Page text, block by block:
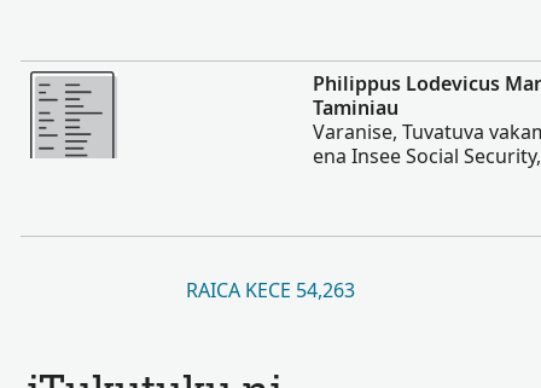
Vakalevu cake
Philippus Lodevicus
Taminiau
Varanise, Tuvatuva
ena Insee Social
RAICA KECE 54,263